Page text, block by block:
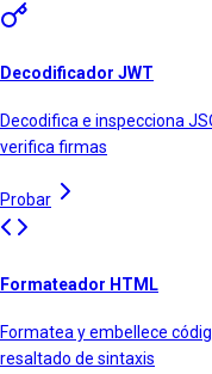
Decodificador JWT
Decodifica e inspecciona
verifica firmas
Probar
Formateador HTML
Formatea y embellece
resaltado de sintaxis